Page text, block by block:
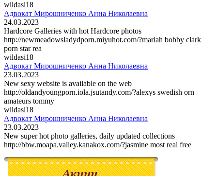
wildasi18
Адвокат Мирошниченко Анна Николаевна
24.03.2023
Hardcore Galleries with hot Hardcore photos
http://newmeadowsladydporn.miyuhot.com/?mariah bobby clark
porn star rea
wildasi18
Адвокат Мирошниченко Анна Николаевна
23.03.2023
New sexy website is available on the web
http://oldandyoungporn.iola.jsutandy.com/?alexys swedish orn
amateurs tommy
wildasi18
Адвокат Мирошниченко Анна Николаевна
23.03.2023
New super hot photo galleries, daily updated collections
http://bbw.moapa.valley.kanakox.com/?jasmine most real free